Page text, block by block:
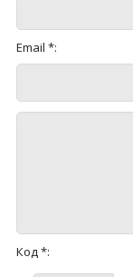
Email *:
Код *: